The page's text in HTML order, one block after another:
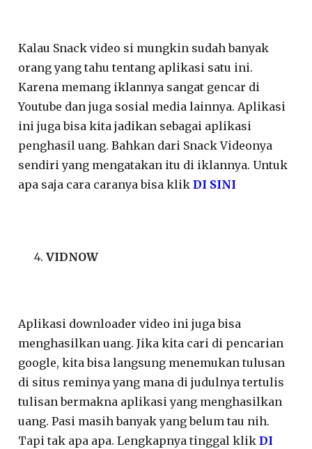
Kalau Snack video si mungkin sudah banyak
orang yang tahu tentang aplikasi satu ini.
Karena memang iklannya sangat gencar di
Youtube dan juga sosial media lainnya. Aplikasi
ini juga bisa kita jadikan sebagai aplikasi
penghasil uang. Bahkan dari Snack Videonya
sendiri yang mengatakan itu di iklannya. Untuk
apa saja cara caranya bisa klikDI SINI
VIDNOW
Aplikasi downloader video ini juga bisa
menghasilkan uang. Jika kita cari di pencarian
google, kita bisa langsung menemukan tulusan
di situs reminya yang mana di judulnya tertulis
tulisan bermakna aplikasi yang menghasilkan
uang. Pasi masih banyak yang belum tau nih.
Tapi tak apa apa. Lengkapnya tinggal klikDI